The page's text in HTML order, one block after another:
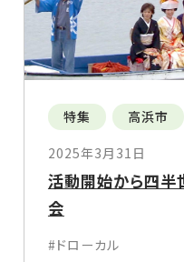
特集
高浜市
2025年3月31日
活動開始から四半
会
#ドローカル